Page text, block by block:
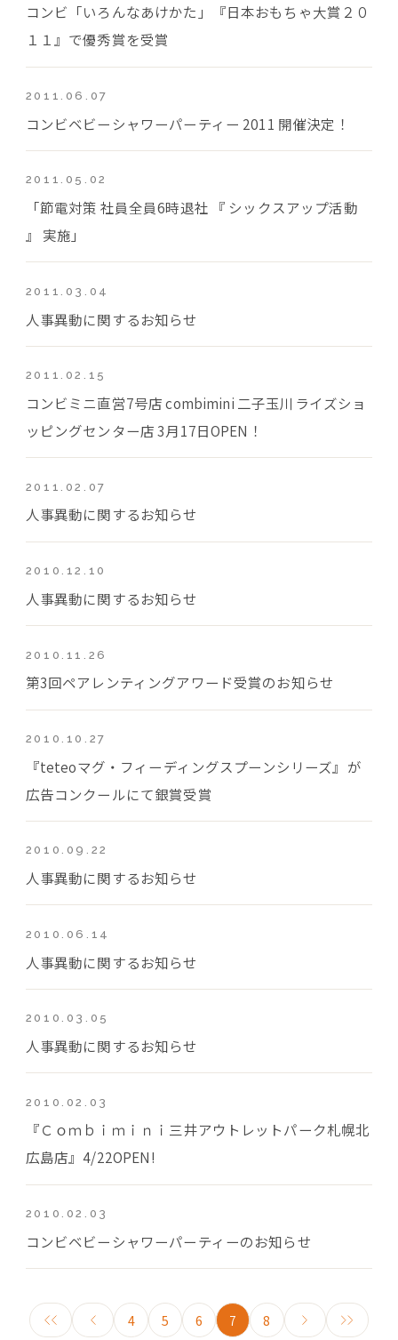
コンビ「いろんなあけかた」『日本おもちゃ大賞２０
１１』で優秀賞を受賞
2011.06.07
コンビベビーシャワーパーティー 2011 開催決定！
2011.05.02
「節電対策 社員全員6時退社 『 シックスアップ活動
』 実施」
2011.03.04
人事異動に関するお知らせ
2011.02.15
コンビミニ直営7号店 combimini 二子玉川ライズショ
ッピングセンター店 3月17日OPEN！
2011.02.07
人事異動に関するお知らせ
2010.12.10
人事異動に関するお知らせ
2010.11.26
第3回ペアレンティングアワード受賞のお知らせ
2010.10.27
『teteoマグ・フィーディングスプーンシリーズ』が
広告コンクールにて銀賞受賞
2010.09.22
人事異動に関するお知らせ
2010.06.14
人事異動に関するお知らせ
2010.03.05
人事異動に関するお知らせ
2010.02.03
『Ｃｏｍｂｉｍｉｎｉ三井アウトレットパーク札幌北
広島店』4/22OPEN!
2010.02.03
コンビベビーシャワーパーティーのお知らせ
4 5 6 7 8